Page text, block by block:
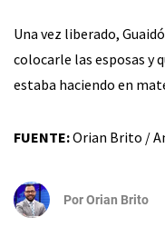
Una vez liberado,
colocarle las esposas y
estaba haciendo en
FUENTE:Orian Brito /
PorOrian Brito